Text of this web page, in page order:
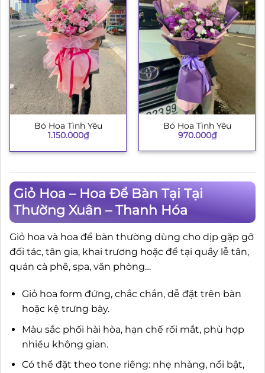
Bó Hoa Tình Yêu
1.150.000₫
Bó Hoa Tình Yêu
970.000₫
Giỏ Hoa – Hoa Để Bàn Tại Tại
Thường Xuân – Thanh Hóa
Giỏ hoa và hoa để bàn thường dùng cho dịp gặp gỡ
đối tác, tân gia, khai trương hoặc để tại quầy lễ tân,
quán cà phê, spa, văn phòng…
Giỏ hoa form đứng, chắc chắn, dễ đặt trên bàn
hoặc kệ trưng bày.
Màu sắc phối hài hòa, hạn chế rối mắt, phù hợp
nhiều không gian.
Có thể đặt theo tone riêng: nhẹ nhàng, nổi bật,